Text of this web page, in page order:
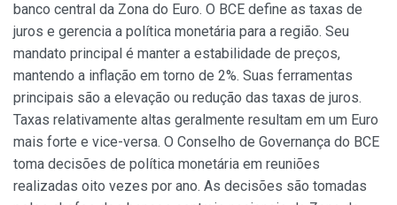
banco central da Zona do Euro. O BCE define as taxas de
juros e gerencia a política monetária para a região. Seu
mandato principal é manter a estabilidade de preços,
mantendo a inflação em torno de 2%. Suas ferramentas
principais são a elevação ou redução das taxas de juros.
Taxas relativamente altas geralmente resultam em um Euro
mais forte e vice-versa. O Conselho de Governança do BCE
toma decisões de política monetária em reuniões
realizadas oito vezes por ano. As decisões são tomadas